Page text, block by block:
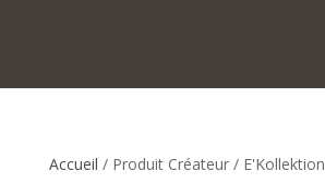
Accueil / Produit Créateur / E'Kollektion